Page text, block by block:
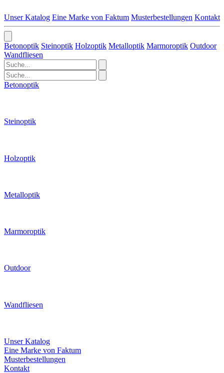
Unser Katalog Eine Marke von Faktum Musterbestellungen Kontakt
Betonoptik Steinoptik Holzoptik Metalloptik Marmoroptik Outdoor
Wandfliesen
Betonoptik
Steinoptik
Holzoptik
Metalloptik
Marmoroptik
Outdoor
Wandfliesen
Unser Katalog
Eine Marke von Faktum
Musterbestellungen
Kontakt